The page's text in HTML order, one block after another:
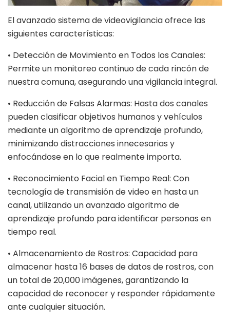
El avanzado sistema de videovigilancia ofrece las
siguientes características:
• Detección de Movimiento en Todos los Canales:
Permite un monitoreo continuo de cada rincón de
nuestra comuna, asegurando una vigilancia integral.
• Reducción de Falsas Alarmas: Hasta dos canales
pueden clasificar objetivos humanos y vehículos
mediante un algoritmo de aprendizaje profundo,
minimizando distracciones innecesarias y
enfocándose en lo que realmente importa.
• Reconocimiento Facial en Tiempo Real: Con
tecnología de transmisión de video en hasta un
canal, utilizando un avanzado algoritmo de
aprendizaje profundo para identificar personas en
tiempo real.
• Almacenamiento de Rostros: Capacidad para
almacenar hasta 16 bases de datos de rostros, con
un total de 20,000 imágenes, garantizando la
capacidad de reconocer y responder rápidamente
ante cualquier situación.